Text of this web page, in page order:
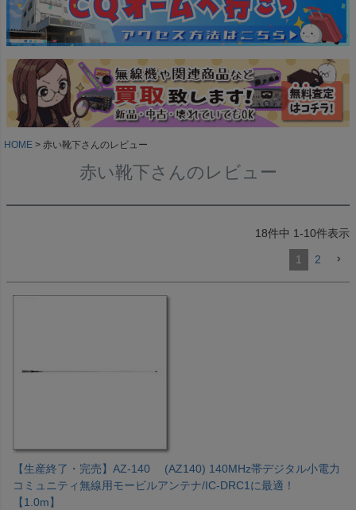
HOME 赤い靴下さんのレビュー
赤い靴下さんのレビュー
18件中 1-10件表示
1 2
【生産終了・完売】AZ-140 (AZ140) 140MHz帯デジタル小電力
コミュニティ無線用モービルアンテナ/IC-DRC1に最適！
【1.0m】